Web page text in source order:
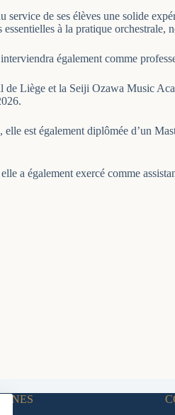
de ses élèves une solide
à la pratique
également comme
Liège et la Seiji Ozawa Music
est également diplômée d’un
a également exercé comme